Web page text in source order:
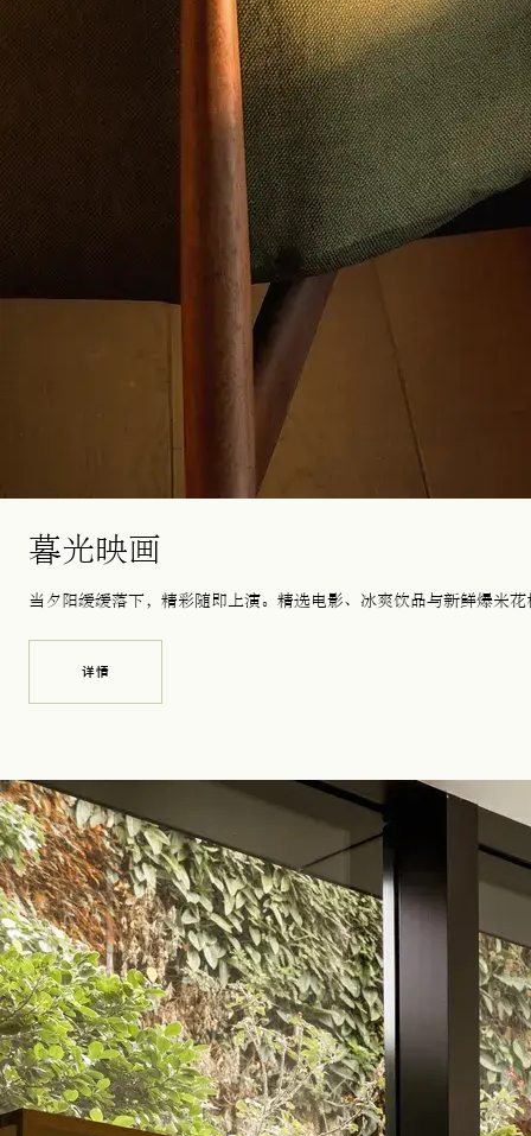
暮光映画
当夕阳缓缓落下，精彩随即上演。精选电影、冰爽饮品与新鲜爆米
详情